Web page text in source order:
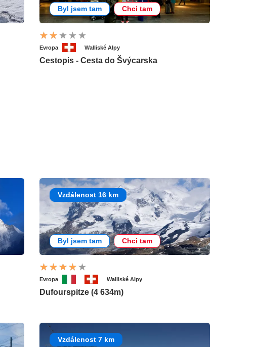
Byl jsem tam Chci tam
Evropa Walliské Alpy
Cestopis - Cesta do Švýcarska
Vzdálenost 16 km
Byl jsem tam Chci tam
Evropa Walliské Alpy
Dufourspitze (4 634m)
Vzdálenost 7 km